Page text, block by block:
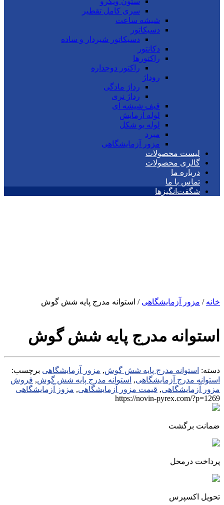
سری کامل تقطیر
شیشه ساعت
دسیکاتور
دسیکاتور شیردار و ساده
دکانتور
راکتورها
راکتور دوجداره
روداژ
رداژ مادگی
رداژ نری
قیف شیشه ای
لوله آزمایش
لوله یو شکل
مبرد
مزور آزمایشگاهی
لیست محصولات
گالری محصولات
درباره ما
تماس با ما
شگفت‌انگیزها
خانه / مزور آزمایشگاهی / استوانه مدرج پایه شش گوش
استوانه مدرج پایه شش گوش
دسته: استوانه مدرج پایه شش گوش, مزور آزمایشگاهی برچسب:
استوانه مدرج آزمایشگاهی, استوانه مدرج پایه شش گوش, فروش
مزور آزمایشگاهی, قیمت مزور آزمایشگاهی, مزوز آزمایشگاهی
https://novin-pyrex.com/?p=1269
ضمانت برگشت
پرداخت درمحل
تحویل اکسپرس